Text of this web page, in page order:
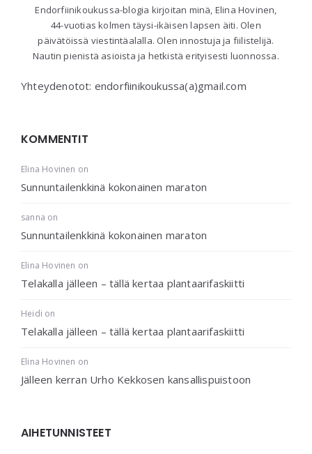
Endorfiinikoukussa-blogia kirjoitan minä, Elina Hovinen,
44-vuotias kolmen täysi-ikäisen lapsen äiti. Olen
päivätöissä viestintäalalla. Olen innostuja ja fiilistelijä.
Nautin pienistä asioista ja hetkistä erityisesti luonnossa.
Yhteydenotot: endorfiinikoukussa(a)gmail.com
KOMMENTIT
Elina Hovinen on
Sunnuntailenkkinä kokonainen maraton
sanna on
Sunnuntailenkkinä kokonainen maraton
Elina Hovinen on
Telakalla jälleen – tällä kertaa plantaarifaskiitti
Heidi on
Telakalla jälleen – tällä kertaa plantaarifaskiitti
Elina Hovinen on
Jälleen kerran Urho Kekkosen kansallispuistoon
AIHETUNNISTEET